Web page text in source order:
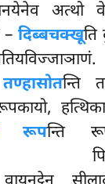
अत्थो
– दिब्बचक्खूति
तण्हासोतन्ति
रूपन्ति